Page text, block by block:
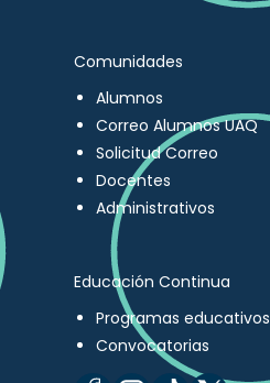
Comunidades
Alumnos
Correo Alumnos UAQ
Solicitud Correo
Docentes
Administrativos
Educación Continua
Programas educativos
Convocatorias